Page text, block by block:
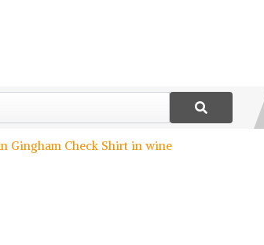
Gingham Check Shirt in wine